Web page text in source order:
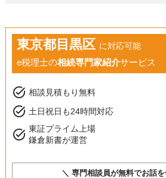
東京都目黒区 に対応可能
e税理士の相続専門家紹介サービス
task_alt 相談見積もり無料
task_alt 土日祝日も24時間対応
task_alt 東証プライム上場
鎌倉新書が運営
＼ 専門相談員が無料でお話